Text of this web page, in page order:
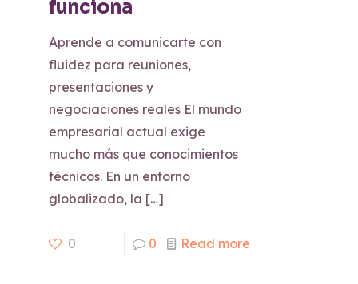
funciona
Aprende a comunicarte con
fluidez para reuniones,
presentaciones y
negociaciones reales El mundo
empresarial actual exige
mucho más que conocimientos
técnicos. En un entorno
globalizado, la […]
0 0 Read more